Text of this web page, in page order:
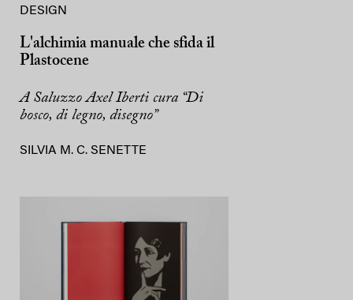
DESIGN
L'alchimia manuale che sfida il
Plastocene
A Saluzzo Axel Iberti cura “Di
bosco, di legno, disegno”
SILVIA M. C. SENETTE